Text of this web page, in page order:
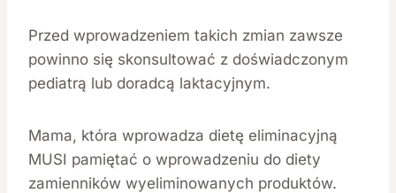
Przed wprowadzeniem takich zmian zawsze
powinno się skonsultować z doświadczonym
pediatrą lub doradcą laktacyjnym.
Mama, która wprowadza dietę eliminacyjną
MUSI pamiętać o wprowadzeniu do diety
zamienników wyeliminowanych produktów.